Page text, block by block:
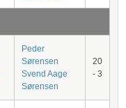
Peder
Sørensen
Svend Aage
Sørensen
20
- 3